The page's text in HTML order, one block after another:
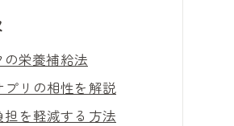
栄養補給法
リの相性を解説
を軽減する方法